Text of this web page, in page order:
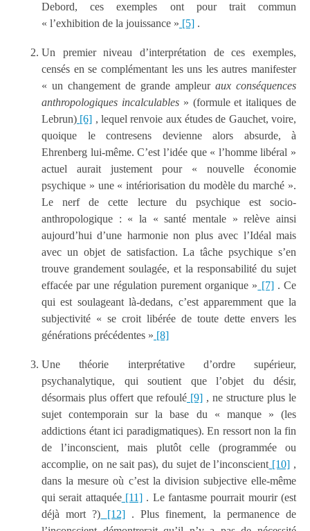
Debord, ces exemples ont pour trait commun
« l’exhibition de la jouissance » [5] .
Un premier niveau d’interprétation de ces exemples,
censés en se complémentant les uns les autres manifester
« un changement de grande ampleur aux conséquences
anthropologiques incalculables » (formule et italiques de
Lebrun) [6] , lequel renvoie aux études de Gauchet, voire,
quoique le contresens devienne alors absurde, à
Ehrenberg lui-même. C’est l’idée que « l’homme libéral »
actuel aurait justement pour « nouvelle économie
psychique » une « intériorisation du modèle du marché ».
Le nerf de cette lecture du psychique est socio-
anthropologique : « la « santé mentale » relève ainsi
aujourd’hui d’une harmonie non plus avec l’Idéal mais
avec un objet de satisfaction. La tâche psychique s’en
trouve grandement soulagée, et la responsabilité du sujet
effacée par une régulation purement organique » [7] . Ce
qui est soulageant là-dedans, c’est apparemment que la
subjectivité « se croit libérée de toute dette envers les
générations précédentes » [8]
Une théorie interprétative d’ordre supérieur,
psychanalytique, qui soutient que l’objet du désir,
désormais plus offert que refoulé [9] , ne structure plus le
sujet contemporain sur la base du « manque » (les
addictions étant ici paradigmatiques). En ressort non la fin
de l’inconscient, mais plutôt celle (programmée ou
accomplie, on ne sait pas), du sujet de l’inconscient [10] ,
dans la mesure où c’est la division subjective elle-même
qui serait attaquée [11] . Le fantasme pourrait mourir (est
déjà mort ?)
[12]
. Plus finement, la permanence de